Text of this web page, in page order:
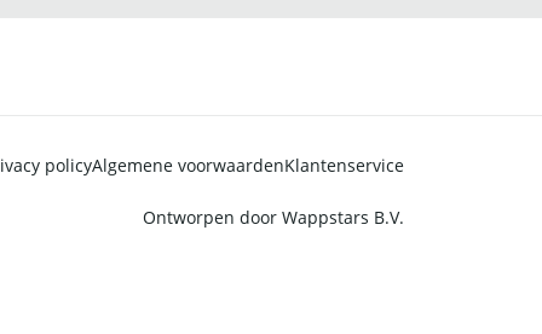
policyAlgemene voorwaardenKlantenservice
Ontworpen door Wappstars B.V.